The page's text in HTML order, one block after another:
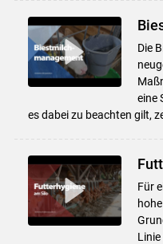
Die
eine
es dabei zu beachten gilt,
Für